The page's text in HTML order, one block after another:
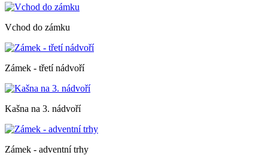
Vchod do zámku
Zámek - třetí nádvoří
Kašna na 3. nádvoří
Zámek - adventní trhy